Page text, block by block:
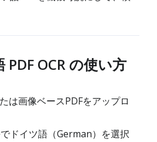
PDF OCR の使い方
は画像ベースPDFをアップロ
ドイツ語（German）を選択